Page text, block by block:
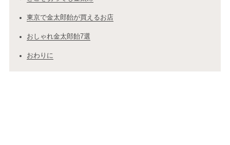
東京で金太郎飴が買えるお店
おしゃれ金太郎飴7選
おわりに